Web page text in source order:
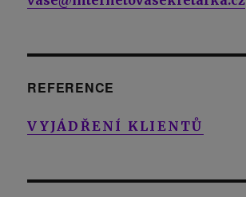
REFERENCE
VYJÁDŘENÍ KLIENTŮ